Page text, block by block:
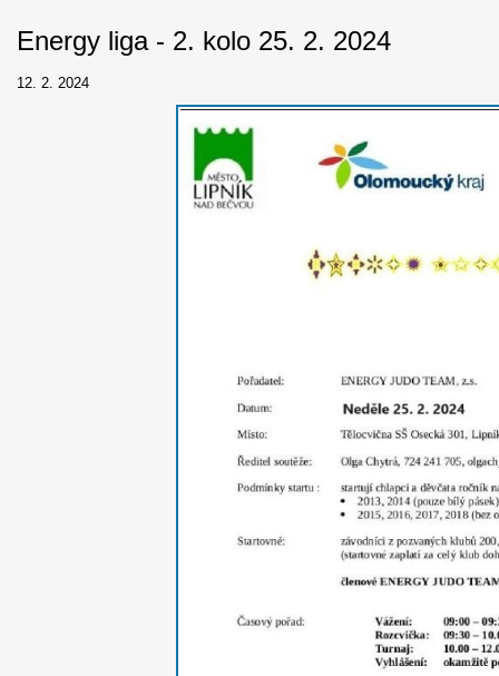
Energy liga - 2. kolo 25. 2. 2024
12. 2. 2024